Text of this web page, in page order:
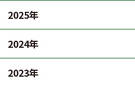
2025年
2024年
2023年